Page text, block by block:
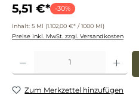
5,51 €* -30%
Inhalt: 5 Ml (1.102,00 €* / 1000 Ml)
Preise inkl. MwSt. zzgl. Versandkosten
Produkt Anzahl: Gib den gewünschten
Zum Merkzettel hinzufügen